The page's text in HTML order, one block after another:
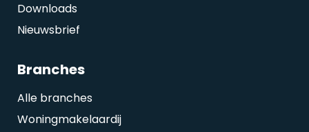
Downloads
Nieuwsbrief
Branches
Alle branches
Woningmakelaardij